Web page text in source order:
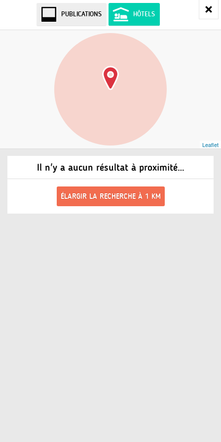
PUBLICATIONS HÔTELS
Il n'y a aucun résultat à proximité…
ÉLARGIR LA RECHERCHE À 1 KM
Leaflet